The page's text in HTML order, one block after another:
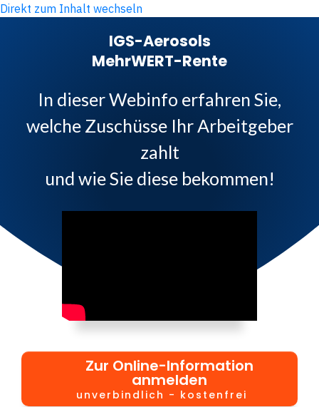
Direkt zum Inhalt wechseln
IGS-Aerosols
MehrWERT-Rente
In dieser Webinfo erfahren Sie,
welche Zuschüsse Ihr Arbeitgeber
zahlt
und wie Sie diese bekommen!
Zur Online-Information
anmelden
unverbindlich - kostenfrei